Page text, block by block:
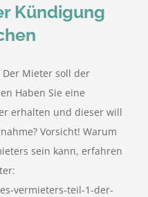
Kündigung
Der Mieter soll der
Haben Sie eine
erhalten und dieser will
Vorsicht! Warum
sein kann, erfahren
vermieters-teil-1-der-